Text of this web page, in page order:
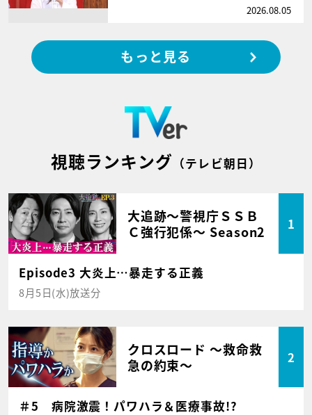
2026.08.05
もっと見る
視聴ランキング （テレビ朝日）
大追跡～警視庁ＳＳＢ
Ｃ強行犯係～ Season2
1
Episode3 大炎上…暴走する正義
8月5日(水)放送分
クロスロード ～救命救
急の約束～
2
＃5 病院激震！パワハラ＆医療事故!?